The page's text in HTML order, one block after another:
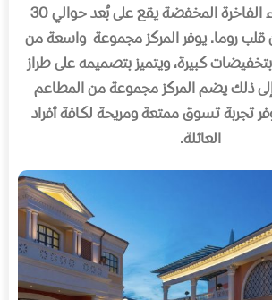
مركز تسوق للأزیاء الفاخرة المخفضة یقع على بُعد حوالي 30
قلب روما. یوفر المركز مجموعة واسعة من
بتخفیضات كبیرة، ویتمیز بتصمیمه على طراز
إلى ذلك یضم المركز مجموعة من المطاعم
تجربة تسوق ممتعة ومریحة لكافة أفراد
العائلة.